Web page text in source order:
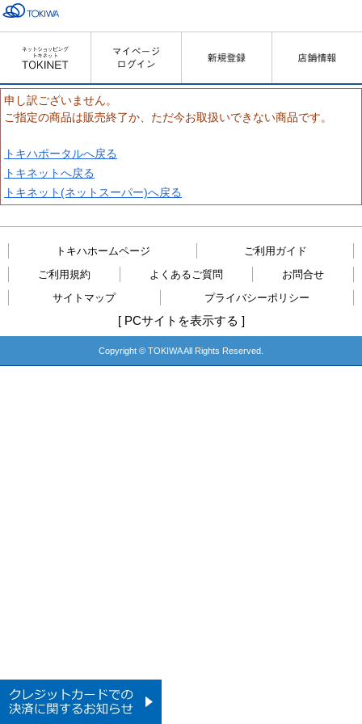
申し訳ございません。
ご指定の商品は販売終了か、ただ今お取扱いできない商品です。
トキハポータルへ戻る
トキネットへ戻る
トキネット(ネットスーパー)へ戻る
トキハホームページ
ご利用ガイド
ご利用規約
よくあるご質問
お問合せ
サイトマップ
プライバシーポリシー
[ PCサイトを表示する ]
Copyright © TOKIWA All Rights Reserved.